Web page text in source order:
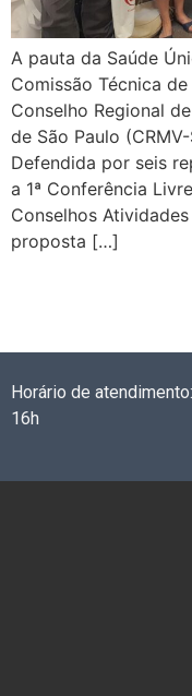
A pauta da Saúde
Comissão Técnica
Conselho Regional
de São Paulo
Defendida por seis
a 1ª Conferência
Conselhos Atividades
proposta […]
Horário de
16h